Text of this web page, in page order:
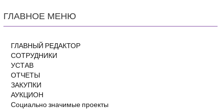
ГЛАВНОЕ МЕНЮ
ГЛАВНЫЙ РЕДАКТОР
СОТРУДНИКИ
УСТАВ
ОТЧЕТЫ
ЗАКУПКИ
АУКЦИОН
Социально значимые проекты